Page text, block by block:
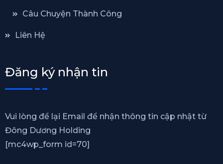
Câu Chuyện Thành Công
Liên Hệ
Đăng ký nhận tin
Vui lòng để lại Email để nhận thông tin cập nhật từ
Đông Dương Holding
[mc4wp_form id=70]